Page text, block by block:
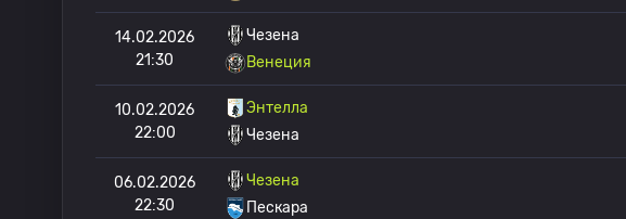
14.02.2026
21:30
Чезена
Венеция
10.02.2026
22:00
Энтелла
Чезена
06.02.2026
22:30
Чезена
Пескара